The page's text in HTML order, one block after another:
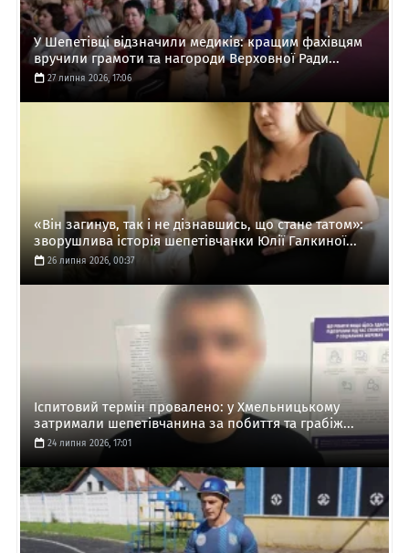
У Шепетівці відзначили медиків: кращим фахівцям
вручили грамоти та нагороди Верховної Ради...
27 липня 2026, 17:06
«Він загинув, так і не дізнавшись, що стане татом»:
зворушлива історія шепетівчанки Юлії Галкиної...
26 липня 2026, 00:37
Іспитовий термін провалено: у Хмельницькому
затримали шепетівчанина за побиття та грабіж...
24 липня 2026, 17:01